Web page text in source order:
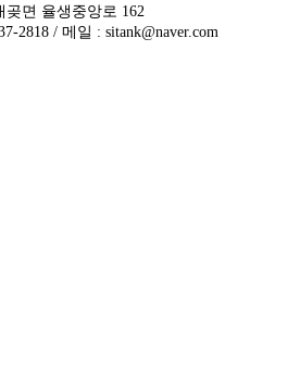
면 율생중앙로 162
2818 / 메일 : sitank@naver.com